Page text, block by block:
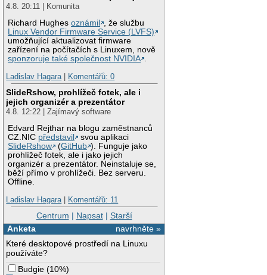
4.8. 20:11 | Komunita
Richard Hughesoznámil
, že službu
Linux Vendor Firmware Service (LVFS)
umožňující aktualizovat firmware
zařízení na počítačích s Linuxem, nově
sponzoruje také společnost NVIDIA .
Ladislav Hagara| Komentářů: 0
SlideRshow, prohlížeč fotek, ale i
jejich organizér a prezentátor
4.8. 12:22 | Zajímavý software
Edvard Rejthar na blogu zaměstnanců
CZ.NIC představil
svou aplikaci
SlideRshow
(GitHub ). Funguje jako
prohlížeč fotek, ale i jako jejich
organizér a prezentátor. Neinstaluje se,
běží přímo v prohlížeči. Bez serveru.
Offline.
Ladislav Hagara| Komentářů: 11
Centrum | Napsat| Starší
navrhněte »
Anketa
Které desktopové prostředí na Linuxu
používáte?
Budgie (10%)